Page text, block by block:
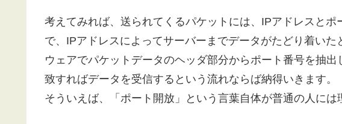
考えてみれば、送られてくるパケットには、IPアドレスと
で、IPアドレスによってサーバーまでデータがたどり着いた
ウェアでパケットデータのヘッダ部分からポート番号を抽
致すればデータを受信するという流れならば納得いきます。
そういえば、「ポート開放」という言葉自体が普通の人には